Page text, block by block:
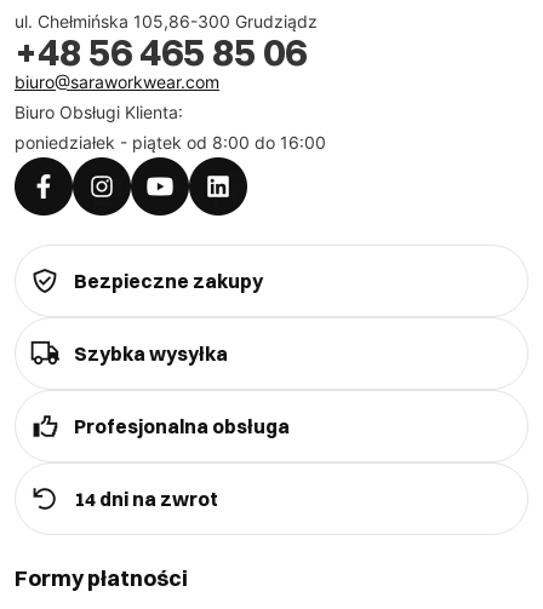
ul. Chełmińska 105,86-300 Grudziądz
+48 56 465 85 06
biuro@saraworkwear.com
Biuro Obsługi Klienta:
poniedziałek - piątek od 8:00 do 16:00
Bezpieczne zakupy
Szybka wysyłka
Profesjonalna obsługa
14 dni na zwrot
Formy płatności